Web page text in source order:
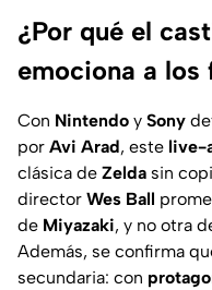
¿Por qué el
emociona a los
Con Nintendo y Sony
por Avi Arad, este live-
clásica de Zelda sin
director Wes Ball
de Miyazaki, y no otra
Además, se confirma
secundaria: con